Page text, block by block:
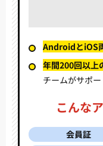
AndroidとiOS
年間200回以上
チームがサポー
こんな
会員証